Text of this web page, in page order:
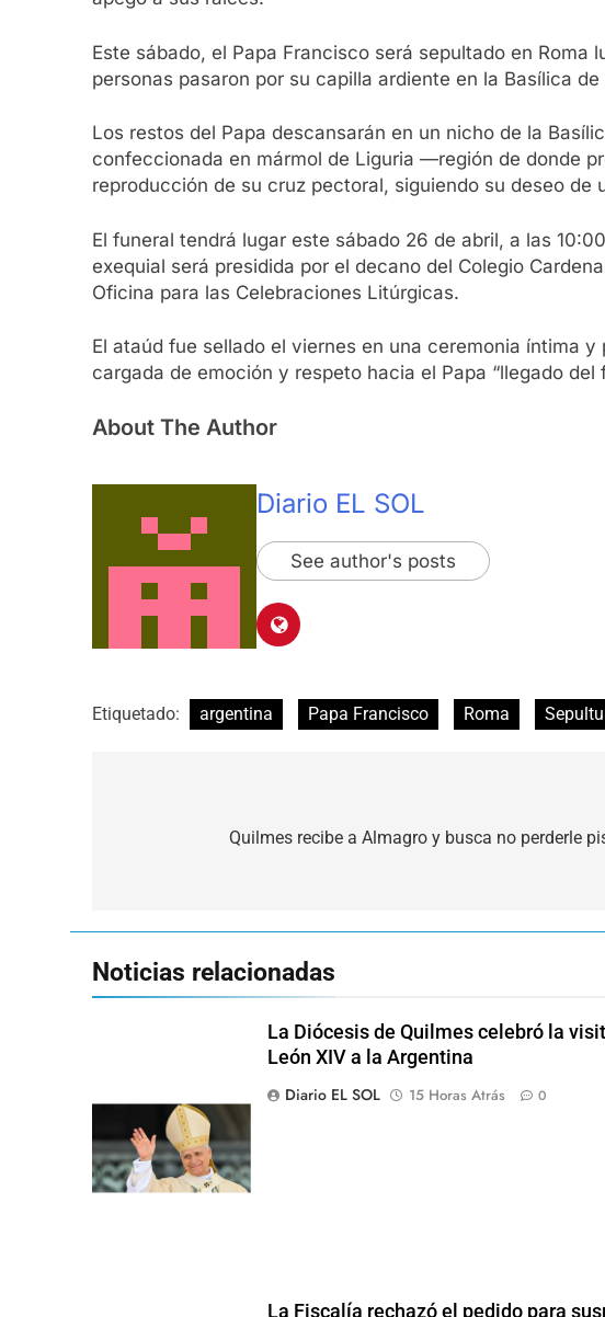
Este sábado, el Papa Francisco será sepultado en
personas pasaron por su capilla ardiente en la Basílica
Los restos del Papa descansarán en un nicho de la
confeccionada en mármol de Liguria —región de donde
reproducción de su cruz pectoral, siguiendo su deseo de
El funeral tendrá lugar este sábado 26 de abril, a las
exequial será presidida por el decano del Colegio
Oficina para las Celebraciones Litúrgicas.
El ataúd fue sellado el viernes en una ceremonia íntima
cargada de emoción y respeto hacia el Papa “llegado
About The Author
Diario EL SOL
See author's posts
Etiquetado: argentina Papa Francisco Roma
Quilmes recibe a Almagro y busca no perderle
Noticias relacionadas
La Diócesis de Quilmes celebró la
León XIV a la Argentina
Diario EL SOL
15 Horas Atrás 0
La Fiscalía rechazó el pedido para